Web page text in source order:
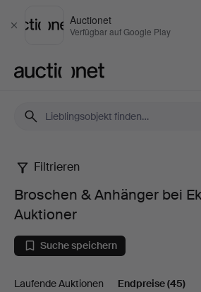
Schließen
Auctionet
Verfügbar auf Google Play
Broschen
Anhänger
bei
Filtrieren
Broschen & Anhänger bei
Auktioner
Suche speichern
Laufende Auktionen Endpreise(45)